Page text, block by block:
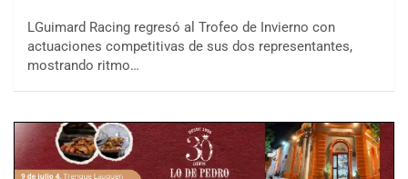
LGuimard Racing regresó al Trofeo de Invierno con
actuaciones competitivas de sus dos representantes,
mostrando ritmo…